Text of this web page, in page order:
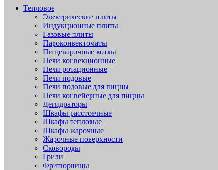
Тепловое
Электрические плиты
Индукционные плиты
Газовые плиты
Пароконвектоматы
Пищеварочные котлы
Печи конвекционные
Печи ротационные
Печи подовые
Печи подовые для пиццы
Печи конвейерные для пиццы
Дегидраторы
Шкафы расстоечные
Шкафы тепловые
Шкафы жарочные
Жарочные поверхности
Сковороды
Грили
Фритюрницы